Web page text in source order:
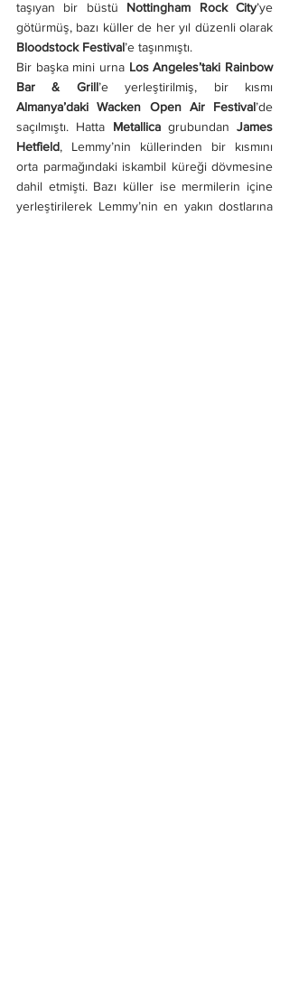
taşıyan bir büstü Nottingham Rock City’ye
Bloodstock Festival’e taşınmıştı.
Bir başka mini urna Los Angeles’taki Rainbow
Bar & Grill
Almanya’daki Wacken Open Air Festival’de
saçılmıştı. Hatta Metallica grubundan James
Hetfield, Lemmy’nin küllerinden bir kısmını
orta parmağındaki iskambil küreği dövmesine
dahil etmişti. Bazı küller ise mermilerin içine
yerleştirilerek Lemmy’nin en yakın dostlarına